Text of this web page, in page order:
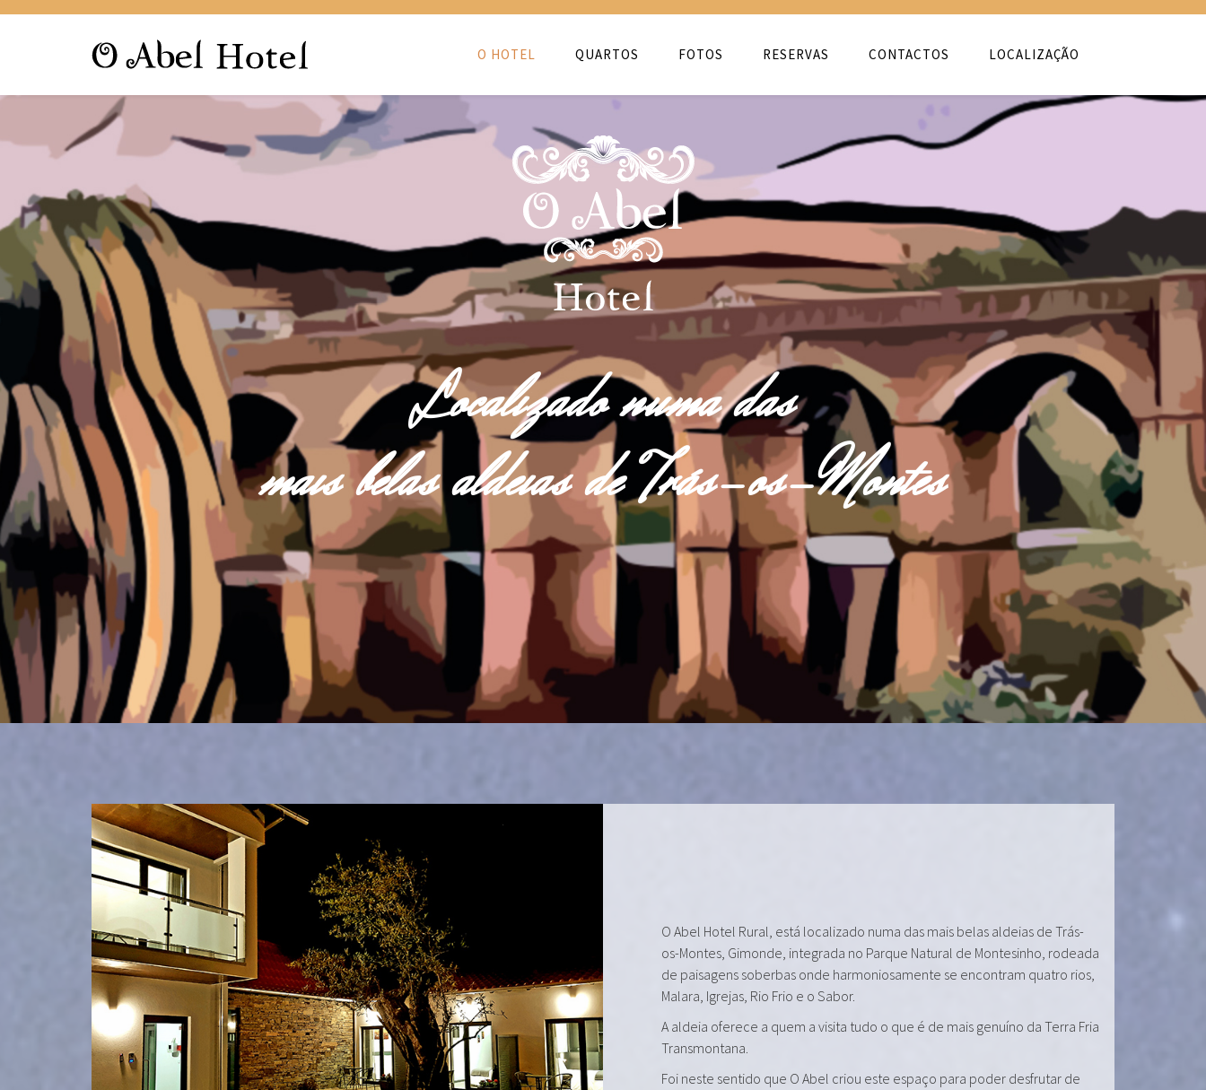
O HOTEL QUARTOS FOTOS RESERVAS CONTACTOS LOCALIZAÇÃO
Localizado numa das
mais belas aldeias de Trás-os-Montes
O Abel Hotel Rural, está localizado numa das mais belas aldeias de Trás-
os-Montes, Gimonde, integrada no Parque Natural de Montesinho, rodeada
de paisagens soberbas onde harmoniosamente se encontram quatro rios,
Malara, Igrejas, Rio Frio e o Sabor.
A aldeia oferece a quem a visita tudo o que é de mais genuíno da Terra Fria
Transmontana.
Foi neste sentido que O Abel criou este espaço para poder desfrutar de